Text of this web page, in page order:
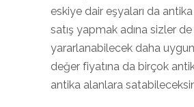
eskiye dair eşyaları da
satış yapmak adına sizler
yararlanabilecek daha
değer fiyatına da birçok
antika alanlara